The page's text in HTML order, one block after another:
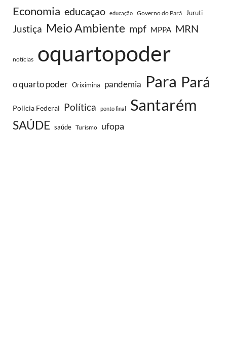
Economia educaçao educação Governo do Pará Juruti
Justiça Meio Ambiente mpf MPPA MRN
notícias oquartopoder
o quarto poder Oriximina pandemia Para Pará
Polícia Federal Política ponto final Santarém
SAÚDE saúde Turismo ufopa